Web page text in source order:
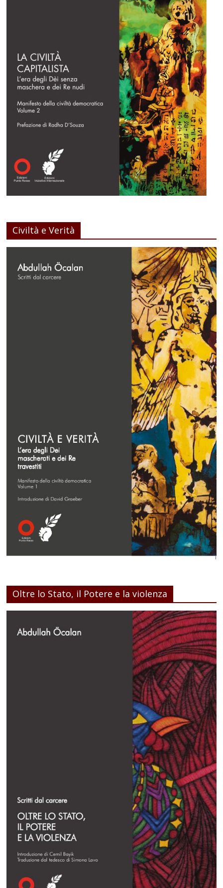
Civiltà e Verità
Oltre lo Stato, il Potere e la violenza